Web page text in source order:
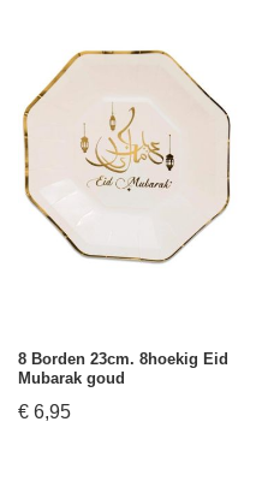
8 Borden 23cm. 8hoekig Eid
Mubarak goud
€ 6,95